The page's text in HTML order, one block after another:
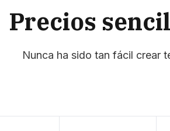
Precios
Nunca ha sido tan fácil crear